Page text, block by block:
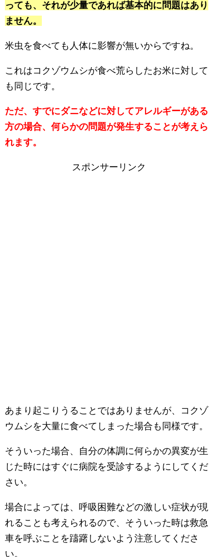
っても、それが少量であれば基本的に問題はあり
ません。
米虫を食べても人体に影響が無いからですね。
これはコクゾウムシが食べ荒らしたお米に対して
も同じです。
ただ、すでにダニなどに対してアレルギーがある
方の場合、何らかの問題が発生することが考えら
れます。
スポンサーリンク
あまり起こりうることではありませんが、コクゾ
ウムシを大量に食べてしまった場合も同様です。
そういった場合、自分の体調に何らかの異変が生
じた時にはすぐに病院を受診するようにしてくだ
さい。
場合によっては、呼吸困難などの激しい症状が現
れることも考えられるので、そういった時は救急
車を呼ぶことを躊躇しないよう注意してくださ
い。